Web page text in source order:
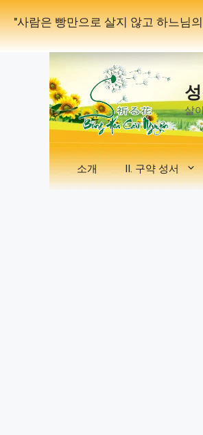
컨
텐
츠
"사람은 빵만으로 살지 않고 하느님
살
소개 II. 구약 성서